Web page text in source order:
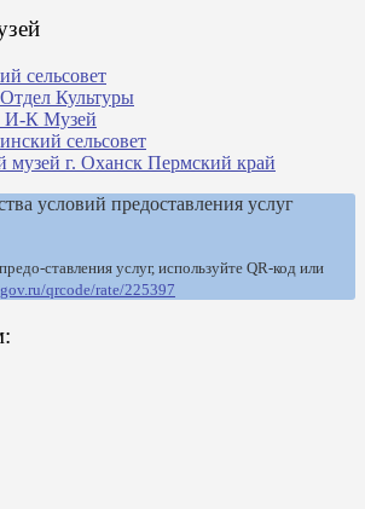
сельсовет
Культуры
И-К Музей
сельсовет
музей г. Оханск Пермский край
условий предоставления услуг
ставления услуг, используйте QR-код или
qrcode/rate/225397